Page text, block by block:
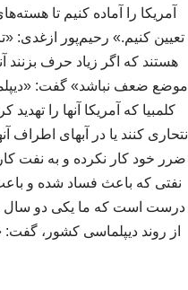
آمریکا را آماده کنیم تا
تعیین کنیم.» رحیم‌پور ازغدی:
هستند که اگر زیاد حرف بزنند
موضع ضعف نباشد» گفت:
کلمبیا که آمریکا آنها را
انتحاری کنند یا در آبهای
ضرر خود کار نکرده و به نفت
نفتی که باعث فساد شده و
درست است که ما یکی دو سال
از روند دیپلماسی کشور، گفت: